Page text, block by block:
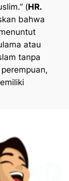
(HR.
bahwa
atau
tanpa